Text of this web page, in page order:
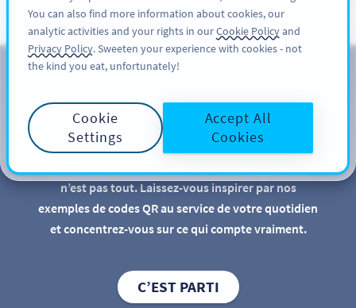
INSCRIPTION
Codes QR pour votre usage
personnel
Les codes QR constituent un atout indéniable pour
n’est pas tout. Laissez-vous inspirer par nos
exemples de codes QR au service de votre quotidien
et concentrez-vous sur ce qui compte vraiment.
C’EST PARTI
You can also find more information about cookies, our
analytic activities and your rights in ourCookie Policyand
Privacy Policy. Sweeten your experience with cookies - not
the kind you eat, unfortunately!
Cookie
Settings
Accept All
Cookies